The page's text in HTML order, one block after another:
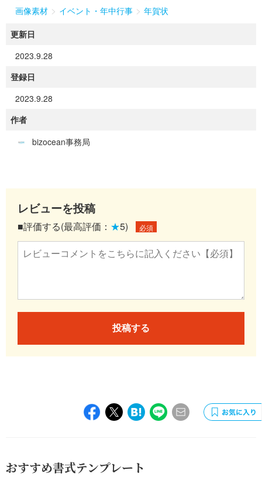
画像素材 > イベント・年中行事 > 年賀状
更新日
2023.9.28
登録日
2023.9.28
作者
bizocean事務局
レビューを投稿
■評価する(最高評価： ★5) 必須
投稿する
おすすめ書式テンプレート